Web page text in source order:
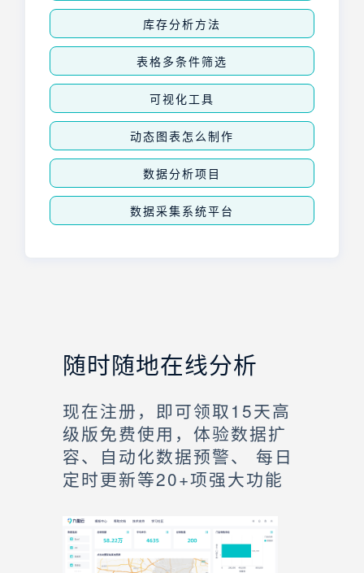
库存分析方法
表格多条件筛选
可视化工具
动态图表怎么制作
数据分析项目
数据采集系统平台
随时随地在线分析
现在注册，即可领取15天高
级版免费使用，体验数据扩
容、自动化数据预警、 每日
定时更新等20+项强大功能